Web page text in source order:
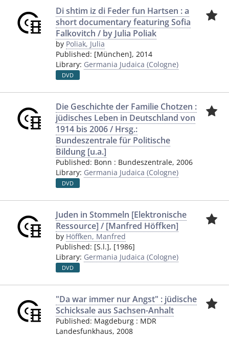
Di shtim iz di Feder fun Hartsen : a
short documentary featuring Sofia
Falkovitch / by Julia Poliak
by Poliak, Julia
Published: [München], 2014
Library: Germania Judaica (Cologne)
DVD
Die Geschichte der Familie Chotzen :
jüdisches Leben in Deutschland von
1914 bis 2006 / Hrsg.:
Bundeszentrale für Politische
Bildung [u.a.]
Published: Bonn : Bundeszentrale, 2006
Library: Germania Judaica (Cologne)
DVD
Juden in Stommeln [Elektronische
Ressource] / [Manfred Höffken]
by Höffken, Manfred
Published: [S.l.], [1986]
Library: Germania Judaica (Cologne)
DVD
"Da war immer nur Angst" : jüdische
Schicksale aus Sachsen-Anhalt
Published: Magdeburg : MDR
Landesfunkhaus, 2008